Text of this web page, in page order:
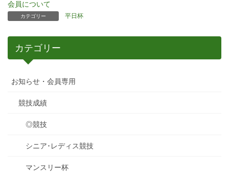
会員について
カテゴリー 平日杯
カテゴリー
お知らせ・会員専用
競技成績
◎競技
シニア･レディス競技
マンスリー杯